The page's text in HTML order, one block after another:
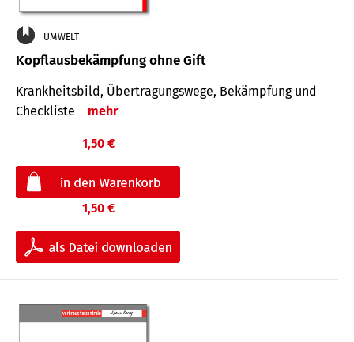
UMWELT
Kopflausbekämpfung ohne Gift
Krankheits­bild, Übertra­gungs­wege, Bekämpfung und
Check­liste
mehr
1,50 €
1,50 €